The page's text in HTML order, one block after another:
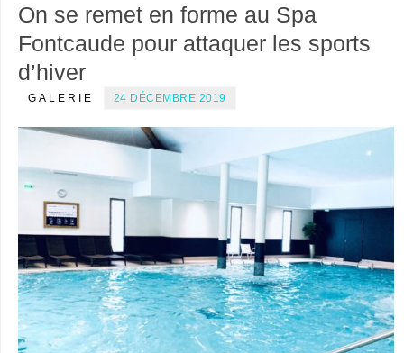
On se remet en forme au Spa
Fontcaude pour attaquer les sports
d’hiver
GALERIE 24 DÉCEMBRE 2019